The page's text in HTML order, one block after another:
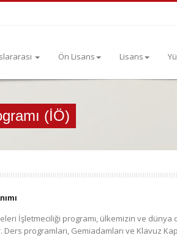
Ön Lisans Lisans
(İÖ)
İşletmeciliği programı, ülkemizin ve
Ders programları, Gemiadamları ve Klavuz